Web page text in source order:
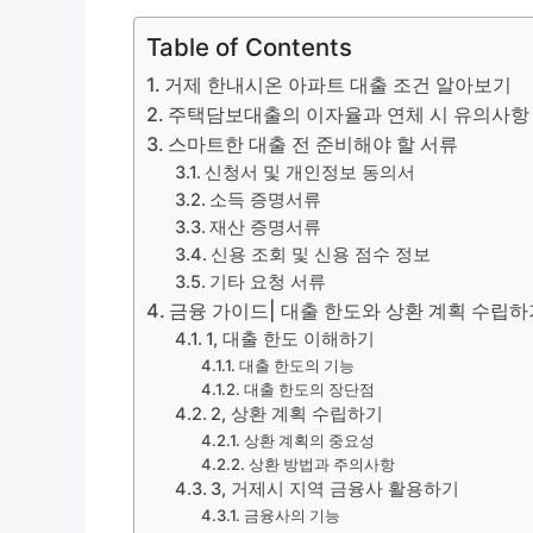
Table of Contents
거제 한내시온 아파트 대출 조건 알아보기
주택담보대출의 이자율과 연체 시 유의사항
스마트한 대출 전 준비해야 할 서류
신청서 및 개인정보 동의서
소득 증명서류
재산 증명서류
신용 조회 및 신용 점수 정보
기타 요청 서류
금융 가이드| 대출 한도와 상환 계획 수립하
1, 대출 한도 이해하기
대출 한도의 기능
대출 한도의 장단점
2, 상환 계획 수립하기
상환 계획의 중요성
상환 방법과 주의사항
3, 거제시 지역 금융사 활용하기
금융사의 기능